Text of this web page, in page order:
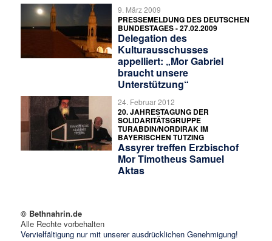
9. März 2009
PRESSEMELDUNG DES DEUTSCHEN
BUNDESTAGES - 27.02.2009
Delegation des
Kulturausschusses
appelliert: „Mor Gabriel
braucht unsere
Unterstützung“
24. Februar 2012
20. JAHRESTAGUNG DER
SOLIDARITÄTSGRUPPE
TURABDIN/NORDIRAK IM
BAYERISCHEN TUTZING
Assyrer treffen Erzbischof
Mor Timotheus Samuel
Aktas
© Bethnahrin.de
Alle Rechte vorbehalten
Vervielfältigung nur mit unserer ausdrücklichen Genehmigung!